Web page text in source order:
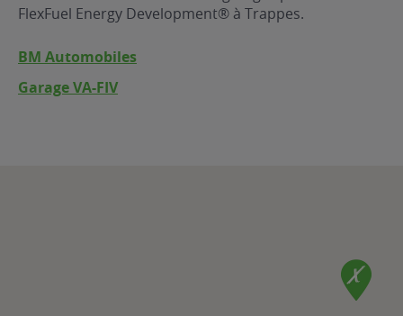
FlexFuel Energy Development® à Trappes.
BM Automobiles
Garage VA-FIV